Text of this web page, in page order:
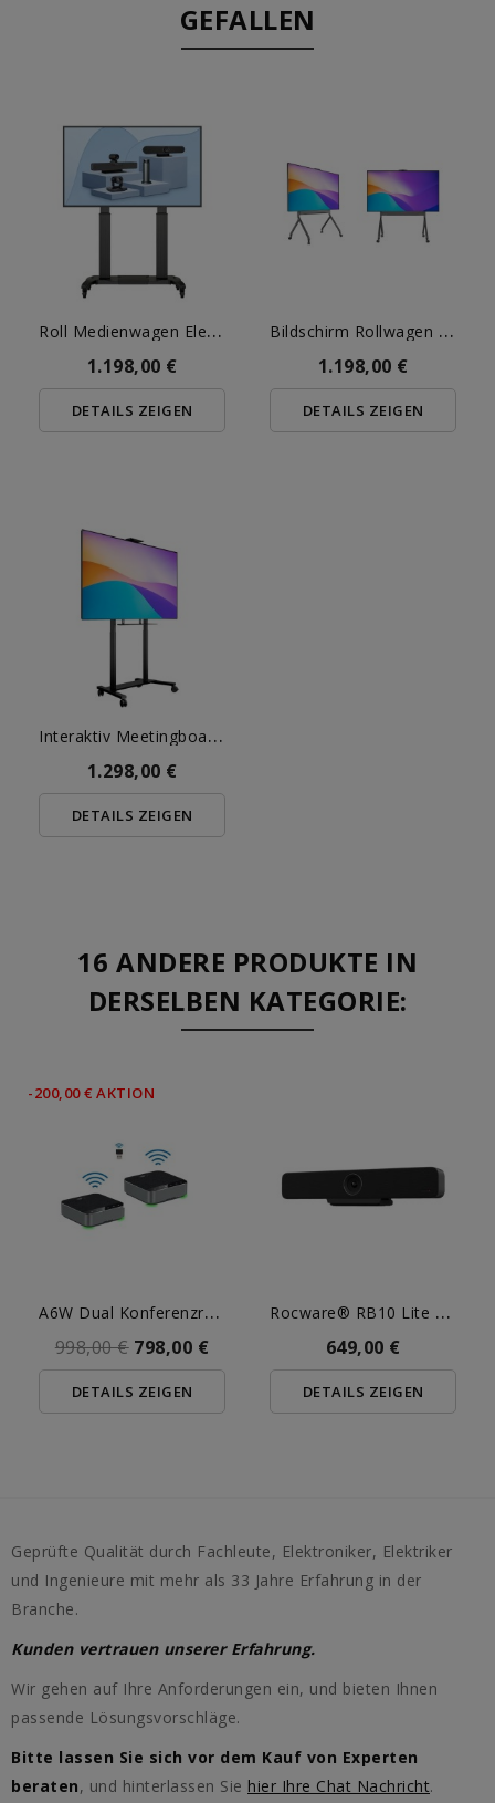
GEFALLEN
R
Oll Medienwagen Elektrisch
1.198,00 €
DETAILS ZEIGEN
B
Ildschirm Rollwagen 65 Bis...
1.198,00 €
DETAILS ZEIGEN
I
Nteraktiv Meetingboard...
1.298,00 €
DETAILS ZEIGEN
16 ANDERE PRODUKTE IN
DERSELBEN KATEGORIE:
-200,00 € AKTION
A
6W Dual Konferenzraum...
998,00 € 798,00 €
DETAILS ZEIGEN
R
Ocware® RB10 Lite Bar
649,00 €
DETAILS ZEIGEN
Geprüfte Qualität durch Fachleute, Elektroniker, Elektriker
und Ingenieure mit mehr als 33 Jahre Erfahrung in der
Branche.
Kunden vertrauen unserer Erfahrung.
Wir gehen auf Ihre Anforderungen ein, und bieten Ihnen
passende Lösungsvorschläge.
Bitte lassen Sie sich vor dem Kauf von Experten
beraten, und hinterlassen Sie hier Ihre Chat Nachricht.